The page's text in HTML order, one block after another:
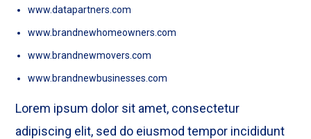
www.datapartners.com
www.brandnewhomeowners.com
www.brandnewmovers.com
www.brandnewbusinesses.com
Lorem ipsum dolor sit amet, consectetur
adipiscing elit, sed do eiusmod tempor incididunt